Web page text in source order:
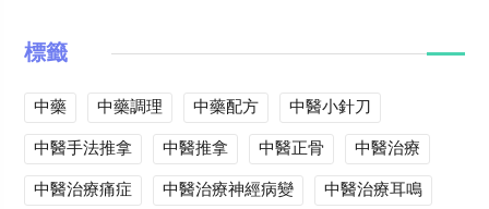
標籤
中藥 中藥調理 中藥配方
中醫小針刀
中醫手法推拿
中醫推拿 中醫正骨
中醫治療
中醫治療痛症
中醫治療神經病變
中醫治療耳鳴